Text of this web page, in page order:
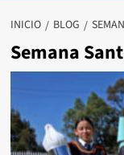
INICIO BLOG
Semana